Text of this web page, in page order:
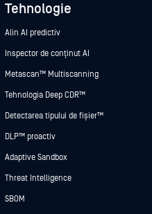
Tehnologie
Alin AI predictiv
Inspector de conținut AI
Metascan™ Multiscanning
Tehnologia Deep CDR™
Detectarea tipului de fișier™
DLP™ proactiv
Adaptive Sandbox
Threat Intelligence
SBOM